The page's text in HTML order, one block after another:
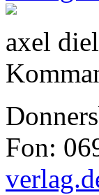
axel
Fon: